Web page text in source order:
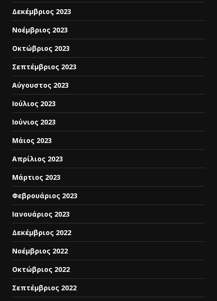
Δεκέμβριος 2023
Νοέμβριος 2023
Οκτώβριος 2023
Σεπτέμβριος 2023
Αύγουστος 2023
Ιούλιος 2023
Ιούνιος 2023
Μάιος 2023
Απρίλιος 2023
Μάρτιος 2023
Φεβρουάριος 2023
Ιανουάριος 2023
Δεκέμβριος 2022
Νοέμβριος 2022
Οκτώβριος 2022
Σεπτέμβριος 2022